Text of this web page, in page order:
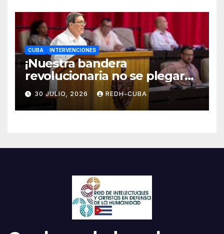
CUBA INTERVENCIONES
¡Nuestra bandera
revolucionaria no se plegará
jamás! Por Bruno Rodríguez
Parrilla
30 JULIO, 2026 REDH-CUBA